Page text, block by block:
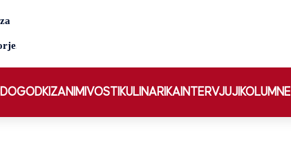
DOGODKIZANIMIVOSTI KULINARIKA INTERVJUJI KOLUMNE